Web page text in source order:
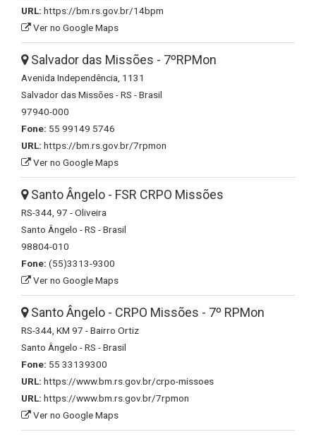
URL: https://bm.rs.gov.br/14bpm
Ver no Google Maps
Salvador das Missões - 7ºRPMon
Avenida Independência, 1131
Salvador das Missões - RS - Brasil
97940-000
Fone: 55 99149 5746
URL: https://bm.rs.gov.br/7rpmon
Ver no Google Maps
Santo Ângelo - FSR CRPO Missões
RS-344, 97 - Oliveira
Santo Ângelo - RS - Brasil
98804-010
Fone: (55)3313-9300
Ver no Google Maps
Santo Ângelo - CRPO Missões - 7º RPMon
RS-344, KM 97 - Bairro Ortiz
Santo Ângelo - RS - Brasil
Fone: 55 33139300
URL: https://www.bm.rs.gov.br/crpo-missoes
URL: https://www.bm.rs.gov.br/7rpmon
Ver no Google Maps